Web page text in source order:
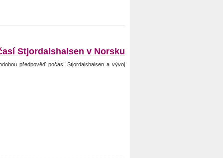
Stjordalshalsen v Norsku
předpověď počasí Stjordalshalsen a vývoj